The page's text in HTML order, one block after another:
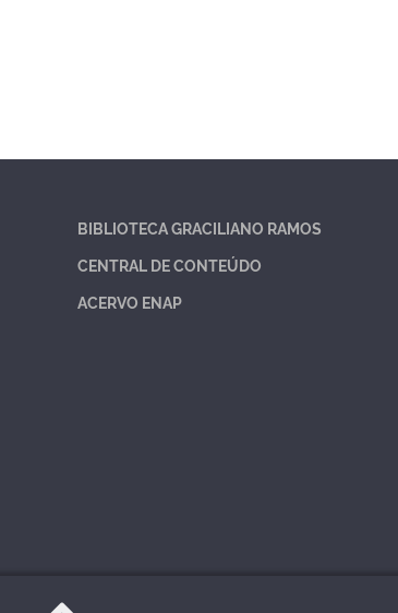
BIBLIOTECA GRACILIANO RAMOS
CENTRAL DE CONTEÚDO
ACERVO ENAP